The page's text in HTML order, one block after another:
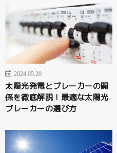
2024.05.20
太陽光発電とブレーカーの関
係を徹底解説！最適な太陽光
ブレーカーの選び方